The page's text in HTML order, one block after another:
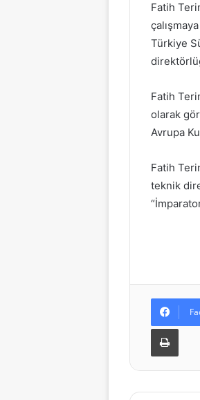
Fatih
Türkiye
Fatih
olarak
Avrupa
Fatih
teknik